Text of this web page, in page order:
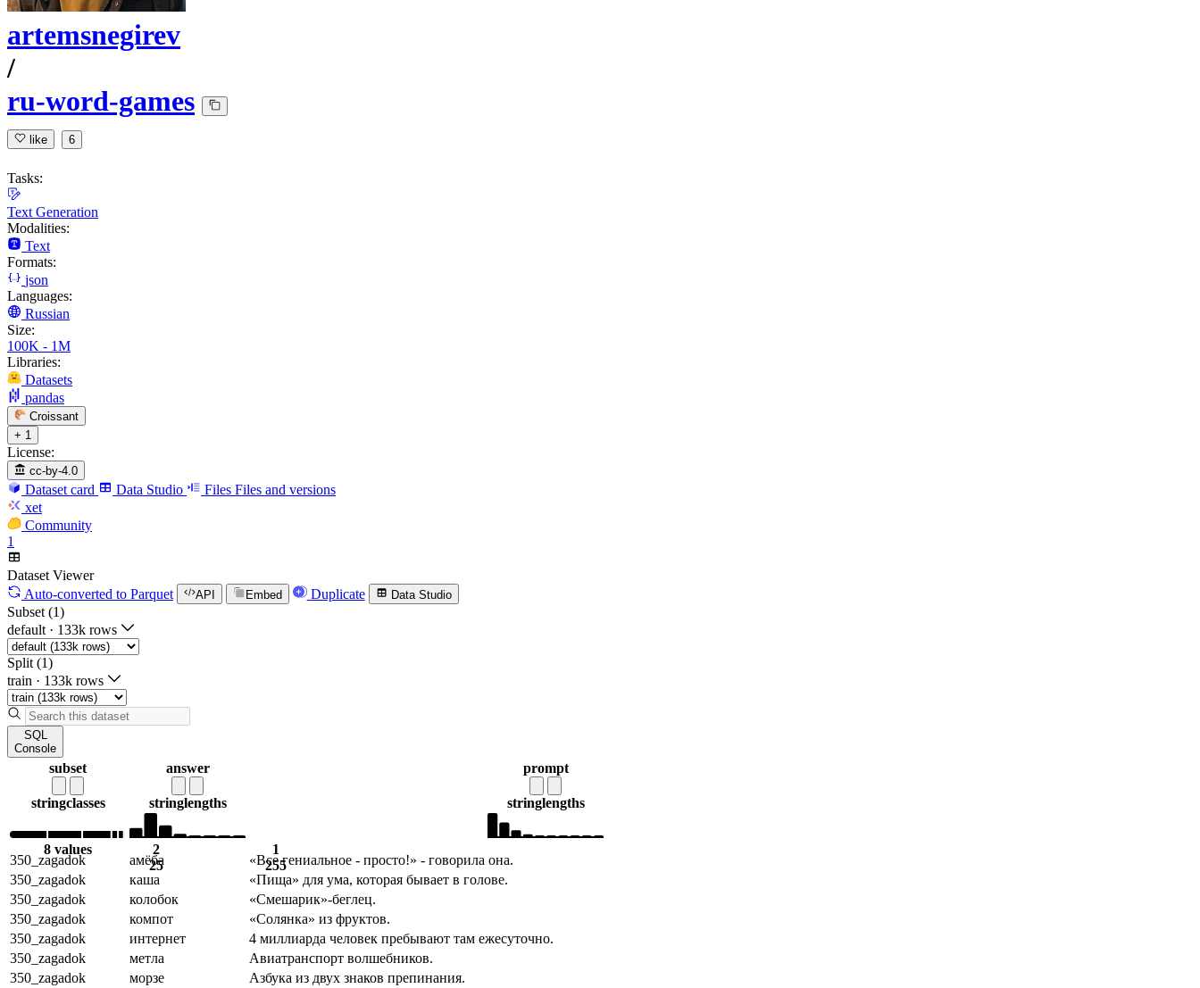
artemsnegirev
/
ru-word-games
like 6
Tasks:
Text Generation
Modalities:
Text
Formats:
json
Languages:
Russian
Size:
100K - 1M
Libraries:
Datasets
pandas
Croissant
+ 1
License:
cc-by-4.0
Dataset card Data Studio Files Files and versions
xet
Community
1
Dataset Viewer
Auto-converted to Parquet API Embed Duplicate Data Studio
Subset (1)
default · 133k rows
Split (1)
train · 133k rows
SQL
Console
subset
stringclasses
8 values
answer
stringlengths
2
25
prompt
stringlengths
1
255
350_zagadok амёба
«Все гениальное - просто!» - говорила она.
350_zagadok
каша
«Пища» для ума, которая бывает в голове.
350_zagadok
колобок
«Смешарик»-беглец.
350_zagadok
компот
«Солянка» из фруктов.
350_zagadok
интернет
4 миллиарда человек пребывают там ежесуточно.
350_zagadok
метла
Авиатранспорт волшебников.
350_zagadok
морзе
Азбука из двух знаков препинания.